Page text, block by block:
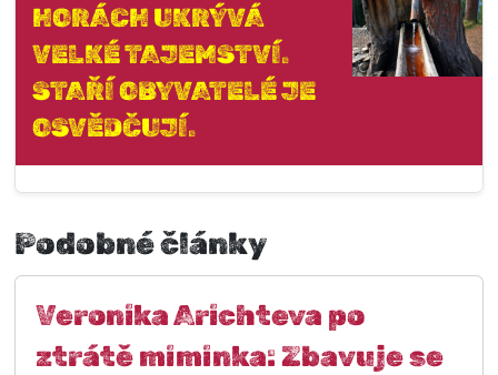
HORÁCH UKRÝVÁ
VELKÉ TAJEMSTVÍ.
STAŘÍ OBYVATELÉ JE
OSVĚDČUJÍ.
Podobné články
Veronika Arichteva po
ztrátě miminka: Zbavuje se